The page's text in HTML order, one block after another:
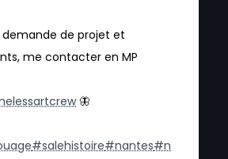
demande de projet et
me contacter en MP
🦋
#salehistoire#nantes#n